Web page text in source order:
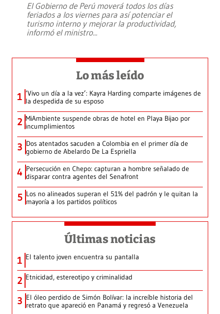
El Gobierno de Perú moverá todos los días
feriados a los viernes para así potenciar el
turismo interno y mejorar la productividad,
informó el ministro...
Lo más leído
1 ‘Vivo un día a la vez’: Kayra Harding comparte imágenes de
la despedida de su esposo
2 MiAmbiente suspende obras de hotel en Playa Bijao por
incumplimientos
3 Dos atentados sacuden a Colombia en el primer día de
gobierno de Abelardo De La Espriella
4 Persecución en Chepo: capturan a hombre señalado de
disparar contra agentes del Senafront
5 Los no alineados superan el 51% del padrón y le quitan la
mayoría a los partidos políticos
Últimas noticias
1 El talento joven encuentra su pantalla​
2 Etnicidad, estereotipo y criminalidad
3 El óleo perdido de Simón Bolívar: la increíble historia del
retrato que apareció en Panamá y regresó a Venezuela